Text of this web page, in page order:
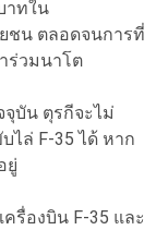
าทใน
ชน ตลอดจนการที่
ร่วมนาโต
บัน ตุรกีจะไม่
ไล่ F-35 ได้ หาก
ยู่
รื่องบิน F-35 และ